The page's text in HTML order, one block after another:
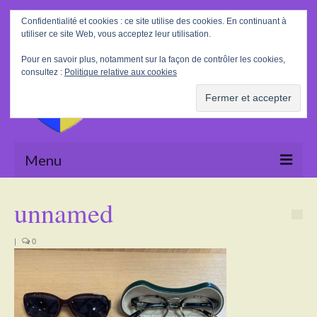
Rechercher
:
Menu
La Mairie
Le village
unnamed
| 0
Confidentialité et cookies : ce site utilise des cookies. En continuant à
utiliser ce site Web, vous acceptez leur utilisation.
Pour en savoir plus, notamment sur la façon de contrôler les cookies,
consultez : Politique relative aux cookies